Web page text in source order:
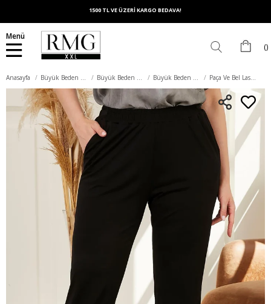
1500 TL VE ÜZERİ KARGO BEDAVA!
Menü
Anasayfa Büyük Beden Alt Giyim Büyük Beden Pantolon Büyük Beden Kumaş Pantolon Paça Ve Bel Lastikli Modal Büyük Beden Siyah Pantolon